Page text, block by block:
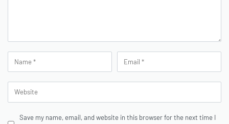
Save my name, email, and website in this browser for the next time I